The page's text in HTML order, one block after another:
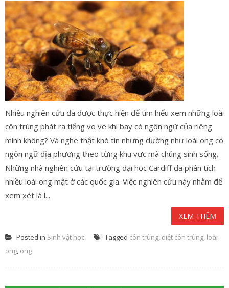
Nhiều nghiên cứu đã được thực hiện để tìm hiểu xem những loài
côn trùng phát ra tiếng vo ve khi bay có ngôn ngữ của riêng
mình không? Và nghe thật khó tin nhưng dường như loài ong có
ngôn ngữ địa phương theo từng khu vực mà chúng sinh sống.
Những nhà nghiên cứu tại trường đại học Cardiff đã phân tích
nhiều loài ong mật ở các quốc gia. Việc nghiên cứu này nhằm để
xem xét là l...
XEM THÊM
Posted in Sinh vật học Tagged côn trùng, diệt côn trùng, loài
ong, ong